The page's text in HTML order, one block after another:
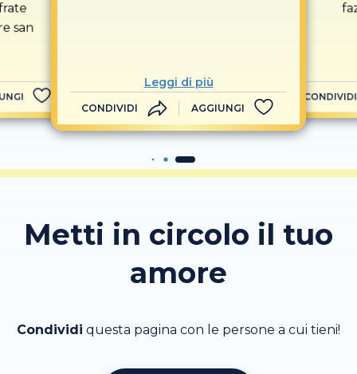
san
Leggi di più
CONDIVIDI AGGIUNGI
CONDIVIDI
Metti in circolo il tuo
amore
Condividi questa pagina con le persone a cui tieni!